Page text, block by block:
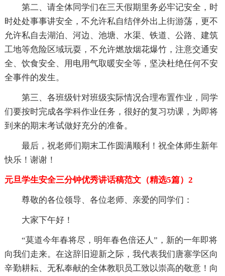
第二、请全体同学们在三天假期里务必牢记安全，时
时处处事事讲安全，不允许私自结伴外出上街游荡，更不
允许私自去湖泊、河边、池塘、水渠、铁道、公路、建筑
工地等危险区域玩耍，不允许燃放烟花爆竹，注意交通安
全、饮食安全、用电用气取暖安全等，坚决杜绝任何不安
全事件的发生。
第三、各班级针对班级实际情况合理布置作业，同学
们要按时完成各学科作业任务，很好的复习功课，为即将
到来的期末考试做好充分的准备。
最后，祝老师们期末工作圆满顺利！祝全体师生新年
快乐！谢谢！
元旦学生安全三分钟优秀讲话稿范文（精选5篇）2
尊敬的各位领导、各位老师、亲爱的同学们：
大家下午好！
“莫道今年春将尽，明年春色倍还人”，新的一年即将
向我们走来。在这辞旧迎新之际，我代表我们唐寨学区向
辛勤耕耘、无私奉献的全体教职员工致以崇高的敬意！向